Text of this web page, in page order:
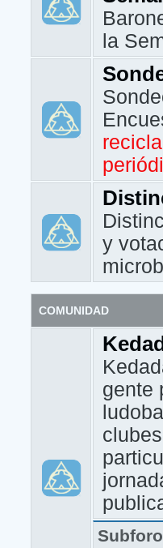
la
y
COMUNIDAD
gente